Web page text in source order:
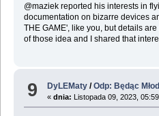
@maziek reported his interests in
documentation on bizarre devices
THE GAME', like you, but details
of those idea and I shared that
9 DyLEMaty /Odp: Będąc
«dnia: Listopada 09, 2023,